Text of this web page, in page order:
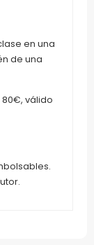
en una
de una
80€, válido